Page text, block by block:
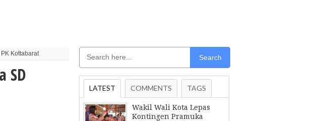
Kottabarat
SD
Search
LATEST COMMENTS TAGS
Wakil Wali Kota Lepas
Kontingen Pramuka